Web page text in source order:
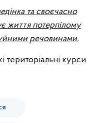
та своєчасно
життя потерпілому
речовинами.
курси